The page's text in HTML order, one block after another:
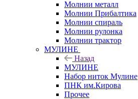
Молнии металл
Молнии Прибалтика
Молнии спираль
Молнии рулонка
Молнии трактор
МУЛИНЕ
Назад
МУЛИНЕ
Набор ниток Мулине
ПНК им.Кирова
Прочее